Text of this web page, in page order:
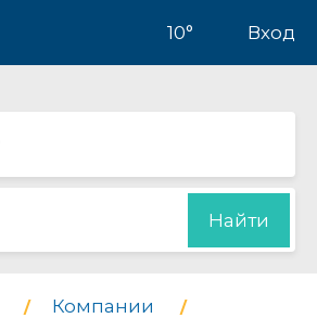
10° Вход
Найти
Компании